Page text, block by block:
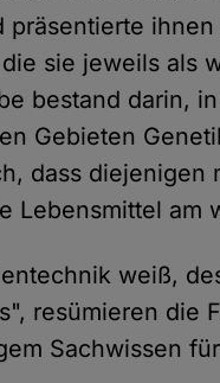
sie jeweils als
bestand darin,
Gebieten
dass diejenigen
Lebensmittel am
weiß,
resümieren die
Sachwissen